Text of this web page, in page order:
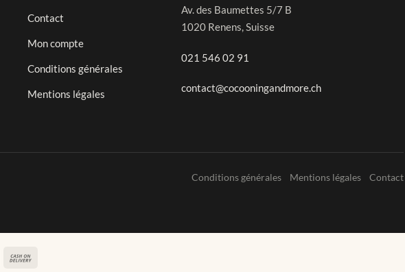
Contact
Mon compte
Conditions générales
Mentions légales
Av. des Baumettes 5/7 B
1020 Renens, Suisse
021 546 02 91
contact@cocooningandmore.ch
Conditions générales Mentions légales Contact
MasterCard